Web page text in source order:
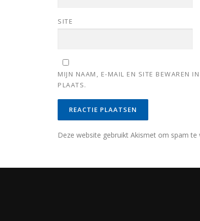
SITE
MIJN NAAM, E-MAIL EN SITE BEWAREN
PLAATS.
Deze website gebruikt Akismet om spam te